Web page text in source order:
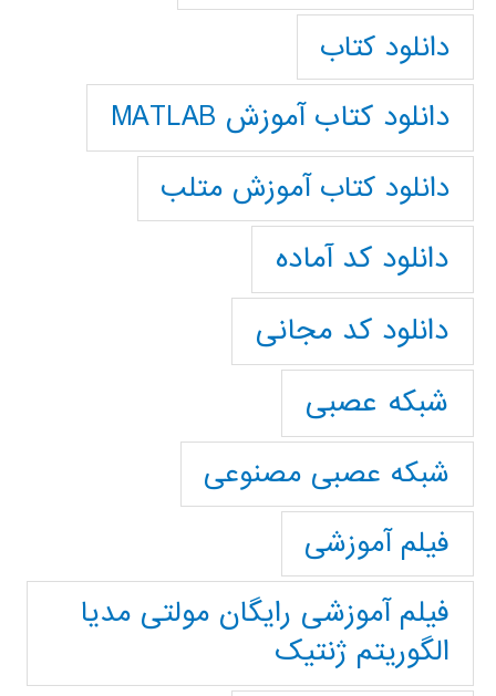
دانلود کتاب
دانلود کتاب آموزش MATLAB
دانلود کتاب آموزش متلب
دانلود کد آماده
دانلود کد مجانی
شبکه عصبی
شبکه عصبی مصنوعی
فیلم آموزشی
فیلم آموزشی رایگان مولتی مدیا
الگوریتم ژنتیک